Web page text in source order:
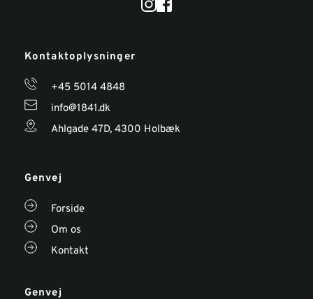
Kontaktoplysninger
+45 5014 4848
info@1841.dk
Ahlgade 47D, 4300 Holbæk
Genvej
Forside
Om os
Kontakt
Genvej